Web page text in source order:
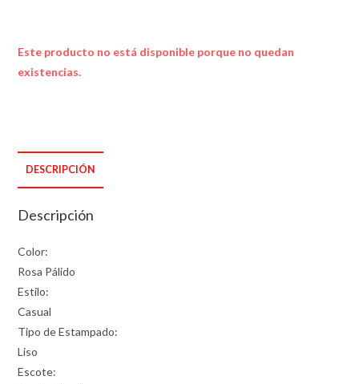
Este producto no está disponible porque no quedan
existencias.
DESCRIPCIÓN
Descripción
Color:
Rosa Pálido
Estilo:
Casual
Tipo de Estampado:
Liso
Escote: